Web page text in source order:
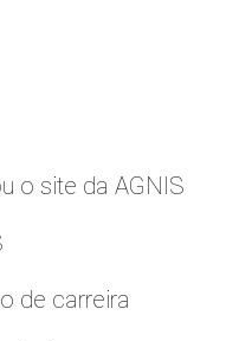
o site da AGNIS
de carreira